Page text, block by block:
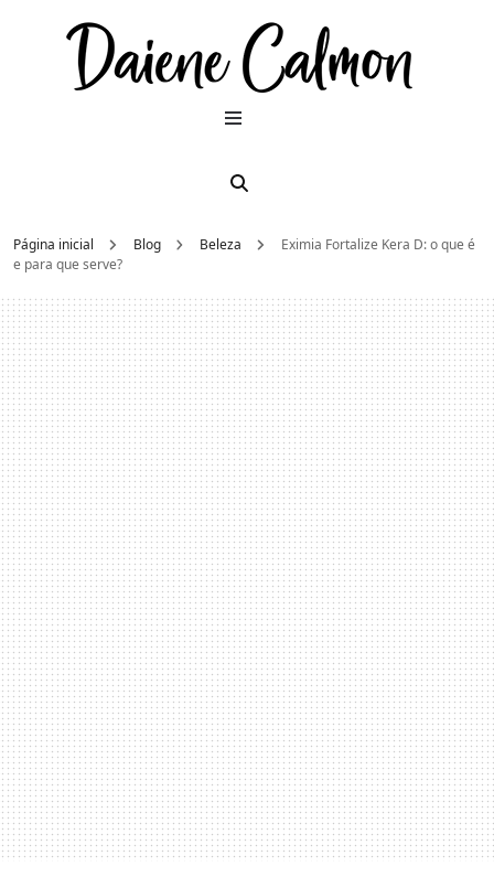
Página inicial Blog Beleza
Eximia Fortalize Kera D: o que é
e para que serve?